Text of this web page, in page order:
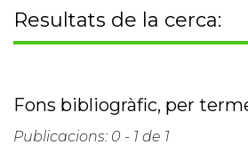
Resultats de la cerca:
Fons bibliogràfic, per
Publicacions: 0 - 1 de 1